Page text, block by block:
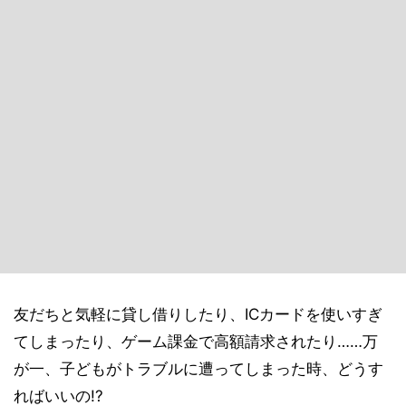
友だちと気軽に貸し借りしたり、ICカードを使いすぎ
てしまったり、ゲーム課金で高額請求されたり……万
が一、子どもがトラブルに遭ってしまった時、どうす
ればいいの!?